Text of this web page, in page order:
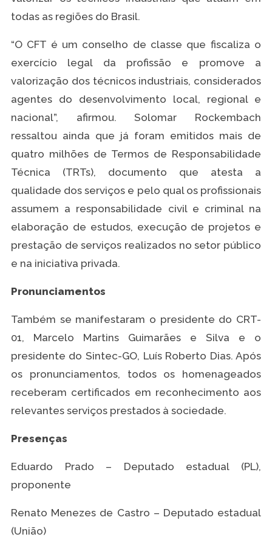
todas as regiões do Brasil.
“O CFT é um conselho de classe que fiscaliza o
exercício legal da profissão e promove a
valorização dos técnicos industriais, considerados
agentes do desenvolvimento local, regional e
nacional”, afirmou. Solomar Rockembach
ressaltou ainda que já foram emitidos mais de
quatro milhões de Termos de Responsabilidade
Técnica (TRTs), documento que atesta a
qualidade dos serviços e pelo qual os profissionais
assumem a responsabilidade civil e criminal na
elaboração de estudos, execução de projetos e
prestação de serviços realizados no setor público
e na iniciativa privada.
Pronunciamentos
Também se manifestaram o presidente do CRT-
01, Marcelo Martins Guimarães e Silva e o
presidente do Sintec-GO, Luís Roberto Dias. Após
os pronunciamentos, todos os homenageados
receberam certificados em reconhecimento aos
relevantes serviços prestados à sociedade.
Presenças
Eduardo Prado – Deputado estadual (PL),
proponente
Renato Menezes de Castro – Deputado estadual
(União)